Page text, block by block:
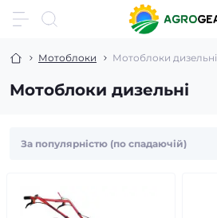
Мотоблоки Мотоблоки дизельні
Мотоблоки дизельні